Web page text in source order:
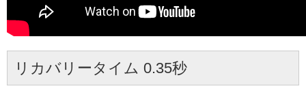
リカバリータイム 0.35秒